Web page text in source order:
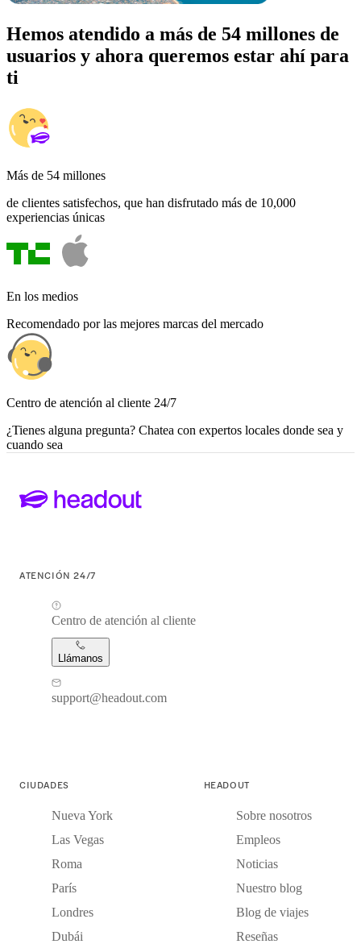
Hemos atendido a más de 54 millones de
usuarios y ahora queremos estar ahí para
ti
Más de 54 millones
de clientes satisfechos, que han disfrutado más de 10,000
experiencias únicas
En los medios
Recomendado por las mejores marcas del mercado
Centro de atención al cliente 24/7
¿Tienes alguna pregunta? Chatea con expertos locales donde sea y
cuando sea
ATENCIÓN 24/7
Centro de atención al cliente
Llámanos
support@headout.com
CIUDADES
Nueva York
Las Vegas
Roma
París
Londres
Dubái
HEADOUT
Sobre nosotros
Empleos
Noticias
Nuestro blog
Blog de viajes
Reseñas